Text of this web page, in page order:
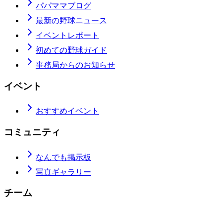
パパママブログ
最新の野球ニュース
イベントレポート
初めての野球ガイド
事務局からのお知らせ
イベント
おすすめイベント
コミュニティ
なんでも掲示板
写真ギャラリー
チーム